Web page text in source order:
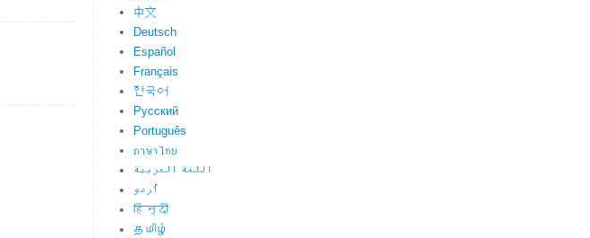
中文
Deutsch
Español
Français
한국어
Русский
Português
ภาษาไทย
اللغة العربية
اُردو
हिन्दी
தமிழ்